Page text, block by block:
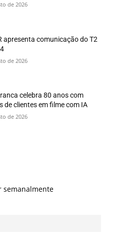
de 2026
apresenta comunicação do T2
de 2026
celebra 80 anos com
de clientes em filme com IA
de 2026
semanalmente